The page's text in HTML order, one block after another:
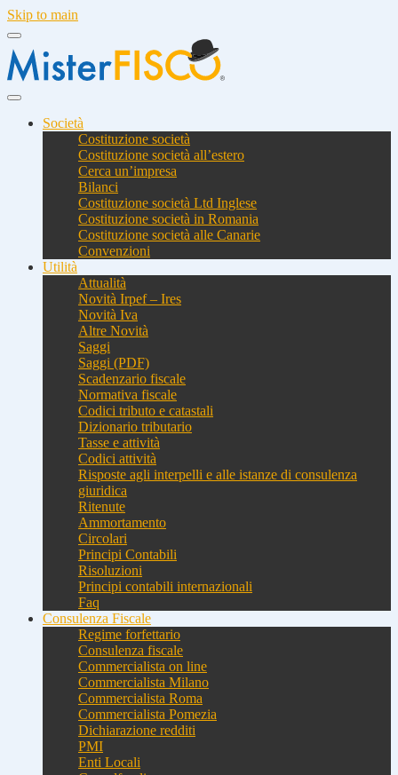
Skip to main
Società
Costituzione società
Costituzione società all’estero
Cerca un’impresa
Bilanci
Costituzione società Ltd Inglese
Costituzione società in Romania
Costituzione società alle Canarie
Convenzioni
Utilità
Attualità
Novità Irpef – Ires
Novità Iva
Altre Novità
Saggi
Saggi (PDF)
Scadenzario fiscale
Normativa fiscale
Codici tributo e catastali
Dizionario tributario
Tasse e attività
Codici attività
Risposte agli interpelli e alle istanze di consulenza
giuridica
Ritenute
Ammortamento
Circolari
Principi Contabili
Risoluzioni
Principi contabili internazionali
Faq
Consulenza Fiscale
Regime forfettario
Consulenza fiscale
Commercialista on line
Commercialista Milano
Commercialista Roma
Commercialista Pomezia
Dichiarazione redditi
PMI
Enti Locali